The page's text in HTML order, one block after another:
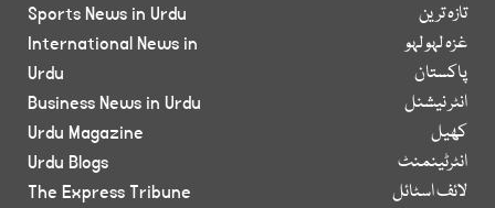
تازہ ترین
غزہ لہو لہو
پاکستان
انٹر نیشنل
کھیل
انٹرٹینمنٹ
لائف اسٹائل
Sports News in Urdu
International News in
Urdu
Business News in Urdu
Urdu Magazine
Urdu Blogs
The Express Tribune